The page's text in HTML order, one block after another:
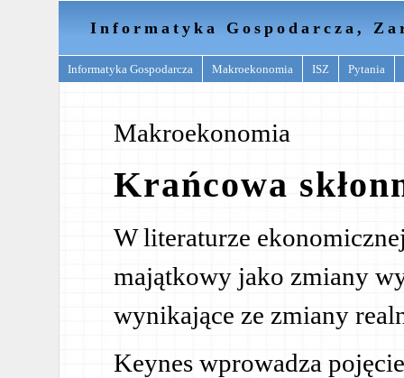
Informatyka Gospodarcza,
Informatyka Gospodarcza Makroekonomia ISZ Pytania
Makroekonomia
Krańcowa
W literaturze
majątkowy jako zmiany
wynikające ze zmiany
Keynes wprowadza